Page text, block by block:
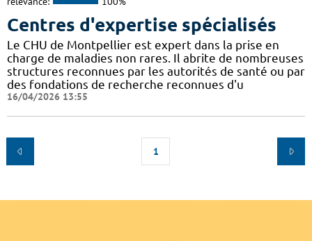
Centres d'expertise spécialisés
Le CHU de Montpellier est expert dans la prise en
charge de maladies non rares. Il abrite de nombreuses
structures reconnues par les autorités de santé ou par
des fondations de recherche reconnues d'u
16/04/2026 13:55
1